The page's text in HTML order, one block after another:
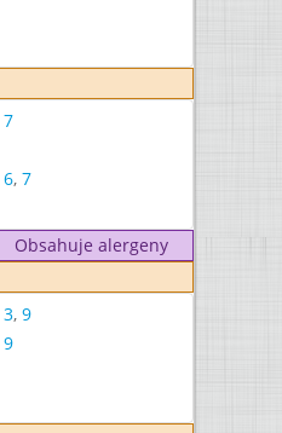
7
6, 7
Obsahuje alergeny
3, 9
9